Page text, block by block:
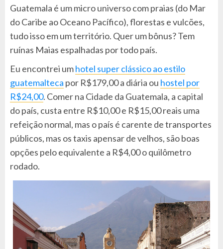
Guatemala é um micro universo com praias (do Mar
do Caribe ao Oceano Pacífico), florestas e vulcões,
tudo isso em um território. Quer um bônus? Tem
ruínas Maias espalhadas por todo país.
Eu encontrei umhotel super clássico ao estilo
guatemalteca por R$179,00 a diária ou hostel por
R$24,00. Comer na Cidade da Guatemala, a capital
do país, custa entre R$10,00 e R$15,00 reais uma
refeição normal, mas o país é carente de transportes
públicos, mas os taxis apensar de velhos, são boas
opções pelo equivalente a R$4,00 o quilômetro
rodado.